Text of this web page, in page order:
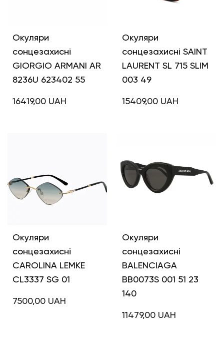
Окуляри
сонцезахисні
GIORGIO ARMANI AR
8236U 623402 55
16419,00 UAH
Окуляри
сонцезахисні SAINT
LAURENT SL 715 SLIM
003 49
15409,00 UAH
Окуляри
сонцезахисні
CAROLINA LEMKE
CL3337 SG 01
7500,00 UAH
Окуляри
сонцезахисні
BALENCIAGA
BB0073S 001 51 23
140
11479,00 UAH